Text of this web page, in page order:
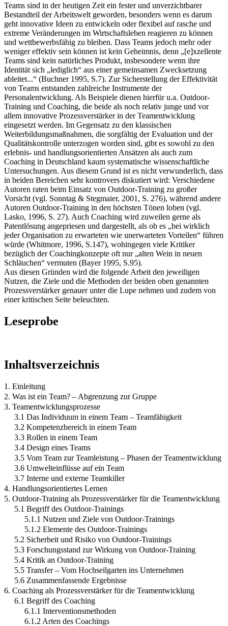
Teams sind in der heutigen Zeit ein fester und unverzichtbarer
Bestandteil der Arbeitswelt geworden, besonders wenn es darum
geht innovative Ideen zu entwickeln oder flexibel auf rasche und
extreme Veränderungen im Wirtschaftsleben reagieren zu können
und wettbewerbsfähig zu bleiben. Dass Teams jedoch mehr oder
weniger effektiv sein können ist kein Geheimnis, denn „[e]xzellente
Teams sind kein natürliches Produkt, insbesondere wenn ihre
Identität sich „lediglich“ aus einer gemeinsamen Zwecksetzung
ableitet...“ (Buchner 1995, S.7). Zur Sicherstellung der Effektivität
von Teams entstanden zahlreiche Instrumente der
Personalentwicklung. Als Beispiele dienen hierfür u.a. Outdoor-
Training und Coaching, die beide als noch relativ junge und vor
allem innovative Prozessverstärker in der Teamentwicklung
eingesetzt werden. Im Gegensatz zu den klassischen
Weiterbildungsmaßnahmen, die sorgfältig der Evaluation und der
Qualitätskontrolle unterzogen worden sind, gibt es sowohl zu den
erlebnis- und handlungsorientierten Ansätzen als auch zum
Coaching in Deutschland kaum systematische wissenschaftliche
Untersuchungen. Aus diesem Grund ist es nicht verwunderlich, dass
in beiden Bereichen sehr kontrovers diskutiert wird: Verschiedene
Autoren raten beim Einsatz von Outdoor-Training zu großer
Vorsicht (vgl. Sonntag & Stegmaier, 2001, S. 276), während andere
Autoren Outdoor-Training in den höchsten Tönen loben (vgl.
Lasko, 1996, S. 27). Auch Coaching wird zuweilen gerne als
Patentlösung angepriesen und dargestellt, als ob es „bei wirklich
jeder Organisation zu erwarteten wie unerwarteten Vorteilen“ führen
würde (Whitmore, 1996, S.147), wohingegen viele Kritiker
bezüglich der Coachingkonzepte oft nur „alten Wein in neuen
Schläuchen“ vermuten (Bayer 1995, S.95).
Aus diesen Gründen wird die folgende Arbeit den jeweiligen
Nutzen, die Ziele und die Methoden der beiden oben genannten
Prozessverstärker genauer unter die Lupe nehmen und zudem von
einer kritischen Seite beleuchten.
Leseprobe
Inhaltsverzeichnis
1. Einleitung
2. Was ist ein Team? – Abgrenzung zur Gruppe
3. Teamentwicklungsprozesse
3.1 Das Individuum in einem Team – Teamfähigkeit
3.2 Kompetenzbereich in einem Team
3.3 Rollen in einem Team
3.4 Design eines Teams
3.5 Vom Team zur Teamleistung – Phasen der Teamentwicklung
3.6 Umwelteinflüsse auf ein Team
3.7 Interne und externe Teamkiller
4. Handlungsorientiertes Lernen
5. Outdoor-Training als Prozessverstärker für die Teamentwicklung
5.1 Begriff des Outdoor-Trainings
5.1.1 Nutzen und Ziele von Outdoor-Trainings
5.1.2 Elemente des Outdoor-Trainings
5.2 Sicherheit und Risiko von Outdoor-Trainings
5.3 Forschungsstand zur Wirkung von Outdoor-Training
5.4 Kritik an Outdoor-Training
5.5 Transfer – Vom Hochseilgarten ins Unternehmen
5.6 Zusammenfassende Ergebnisse
6. Coaching als Prozessverstärker für die Teamentwicklung
6.1 Begriff des Coaching
6.1.1 Interventionsmethoden
6.1.2 Arten des Coachings